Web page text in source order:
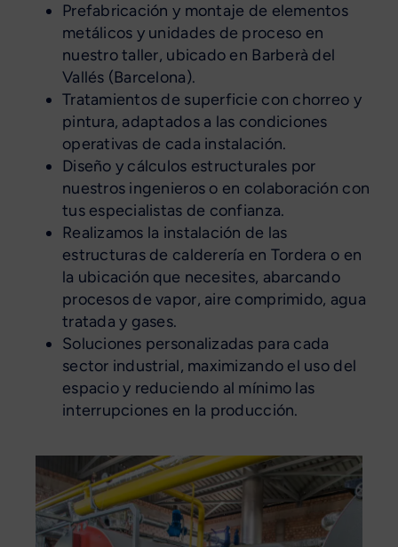
Prefabricación y montaje de elementos
metálicos y unidades de proceso en
nuestro taller, ubicado en Barberà del
Vallés (Barcelona).
Tratamientos de superficie con chorreo y
pintura, adaptados a las condiciones
operativas de cada instalación.
Diseño y cálculos estructurales por
nuestros ingenieros o en colaboración con
tus especialistas de confianza.
Realizamos la instalación de las
estructuras de calderería en Tordera o en
la ubicación que necesites, abarcando
procesos de vapor, aire comprimido, agua
tratada y gases.
Soluciones personalizadas para cada
sector industrial, maximizando el uso del
espacio y reduciendo al mínimo las
interrupciones en la producción.